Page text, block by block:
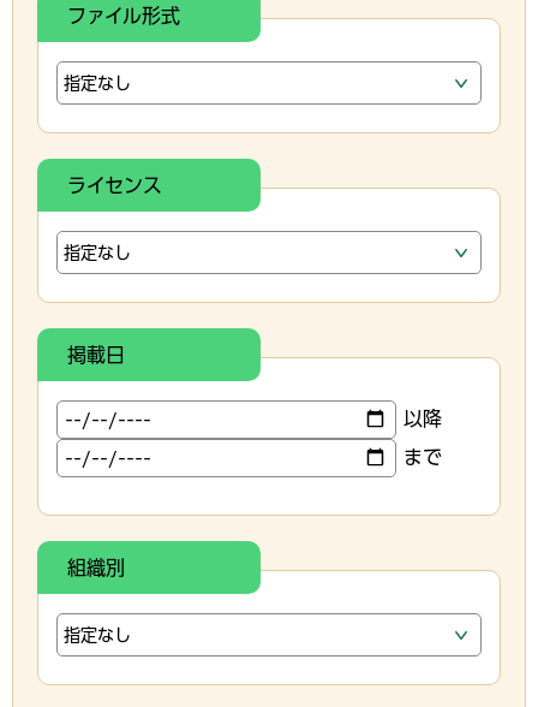
ファイル形式
ライセンス
掲載日
以降
まで
組織別